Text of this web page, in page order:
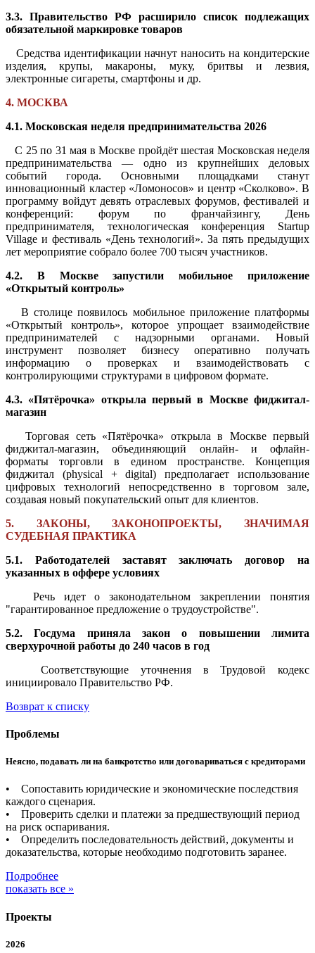
3.3. Правительство РФ расширило список подлежащих
обязательной маркировке товаров
Средства идентификации начнут наносить на кондитерские
изделия, крупы, макароны, муку, бритвы и лезвия,
электронные сигареты, смартфоны и др.
4. МОСКВА
4.1. Московская неделя предпринимательства 2026
С 25 по 31 мая в Москве пройдёт шестая Московская неделя
предпринимательства — одно из крупнейших деловых
событий города. Основными площадками станут
инновационный кластер «Ломоносов» и центр «Сколково». В
программу войдут девять отраслевых форумов, фестивалей и
конференций: форум по франчайзингу, День
предпринимателя, технологическая конференция Startup
Village и фестиваль «День технологий». За пять предыдущих
лет мероприятие собрало более 700 тысяч участников.
4.2. В Москве запустили мобильное приложение
«Открытый контроль»
В столице появилось мобильное приложение платформы
«Открытый контроль», которое упрощает взаимодействие
предпринимателей с надзорными органами. Новый
инструмент позволяет бизнесу оперативно получать
информацию о проверках и взаимодействовать с
контролирующими структурами в цифровом формате.
4.3. «Пятёрочка» открыла первый в Москве фиджитал-
магазин
Торговая сеть «Пятёрочка» открыла в Москве первый
фиджитал-магазин, объединяющий онлайн- и офлайн-
форматы торговли в едином пространстве. Концепция
фиджитал (physical + digital) предполагает использование
цифровых технологий непосредственно в торговом зале,
создавая новый покупательский опыт для клиентов.
5. ЗАКОНЫ, ЗАКОНОПРОЕКТЫ, ЗНАЧИМАЯ
СУДЕБНАЯ ПРАКТИКА
5.1. Работодателей заставят заключать договор на
указанных в оффере условиях
Речь идет о законодательном закреплении понятия
"гарантированное предложение о трудоустройстве".
5.2. Госдума приняла закон о повышении лимита
сверхурочной работы до 240 часов в год
Соответствующие уточнения в Трудовой кодекс
инициировало Правительство РФ.
Возврат к списку
Проблемы
Неясно, подавать ли на банкротство или договариваться с кредиторами
• Сопоставить юридические и экономические последствия
каждого сценария.
• Проверить сделки и платежи за предшествующий период
на риск оспаривания.
• Определить последовательность действий, документы и
доказательства, которые необходимо подготовить заранее.
Подробнее
показать все »
Проекты
2026